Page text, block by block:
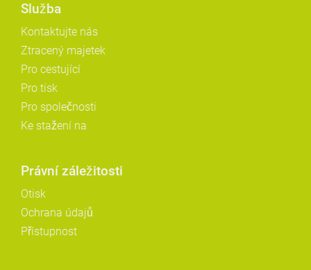
Služba
Kontaktujte nás
Ztracený majetek
Pro cestující
Pro tisk
Pro společnosti
Ke stažení na
Právní záležitosti
Otisk
Ochrana údajů
Přístupnost